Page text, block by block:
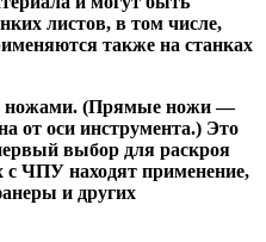
листов, в том числе,
также на станках
(Прямые ножи —
от оси инструмента.) Это
выбор для раскроя
ЧПУ находят применение,
и других